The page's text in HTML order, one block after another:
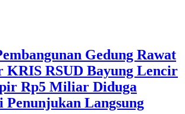
Gedung Rawat
KRIS RSUD Bayung Lencir
Rp5 Miliar Diduga
Penunjukan Langsung